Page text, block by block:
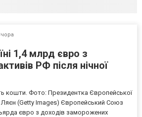
1,4 млрд євро з
РФ після нічної
кошти. Фото: Президентка Європейської
Ляєн (Getty Images) Європейський Союз
євро з доходів заморожених